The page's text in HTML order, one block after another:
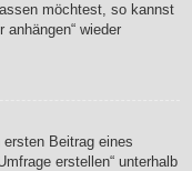
möchtest, so kannst
wieder
Beitrag eines
erstellen“ unterhalb